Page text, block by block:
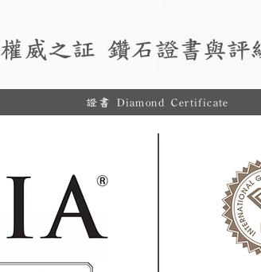
權威之証 鑽石證書與評
證書 Diamond Certificate